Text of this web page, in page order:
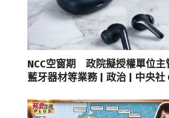
NCC空窗期 政院擬授權單位主
藍牙器材等業務 | 政治 | 中央社